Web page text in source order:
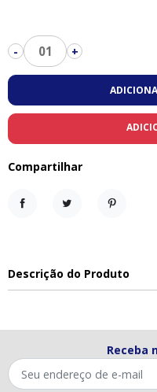
- 01 +
Compartilhar
Descrição do Produto
Receba